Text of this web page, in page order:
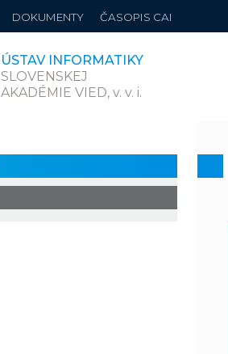
ÚSTAV INFORMATIKY
SLOVENSKEJ
AKADÉMIE VIED, v. v. i.
DOKUMENTY ČASOPIS CAI